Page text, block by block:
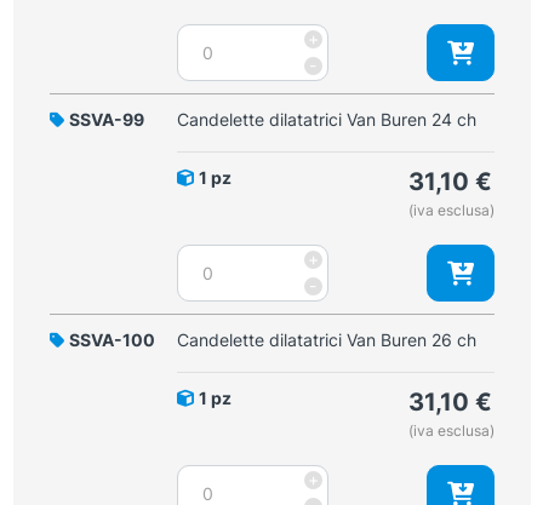
-
Candelette
dilatatrici
Van
Buren
quantità
+
SSVA-99 Candelette dilatatrici Van Buren 24 ch
1 pz 31,10 €
(iva esclusa)
-
Candelette
dilatatrici
Van
Buren
quantità
+
SSVA-100 Candelette dilatatrici Van Buren 26 ch
1 pz 31,10 €
(iva esclusa)
Candelette
+